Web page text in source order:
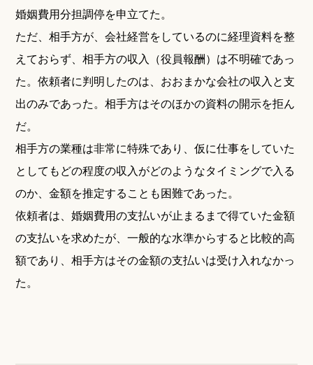
婚姻費用分担調停を申立てた。
ただ、相手方が、会社経営をしているのに経理資料を整
えておらず、相手方の収入（役員報酬）は不明確であっ
た。依頼者に判明したのは、おおまかな会社の収入と支
出のみであった。相手方はそのほかの資料の開示を拒ん
だ。
相手方の業種は非常に特殊であり、仮に仕事をしていた
としてもどの程度の収入がどのようなタイミングで入る
のか、金額を推定することも困難であった。
依頼者は、婚姻費用の支払いが止まるまで得ていた金額
の支払いを求めたが、一般的な水準からすると比較的高
額であり、相手方はその金額の支払いは受け入れなかっ
た。